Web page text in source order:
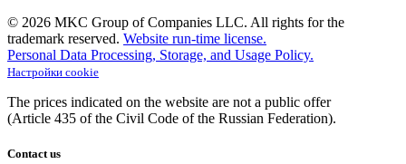
© 2026 MKC Group of Companies LLC. All rights for the
trademark reserved. Website run-time license.
Personal Data Processing, Storage, and Usage Policy.
Настройки cookie
The prices indicated on the website are not a public offer
(Article 435 of the Civil Code of the Russian Federation).
Contact us